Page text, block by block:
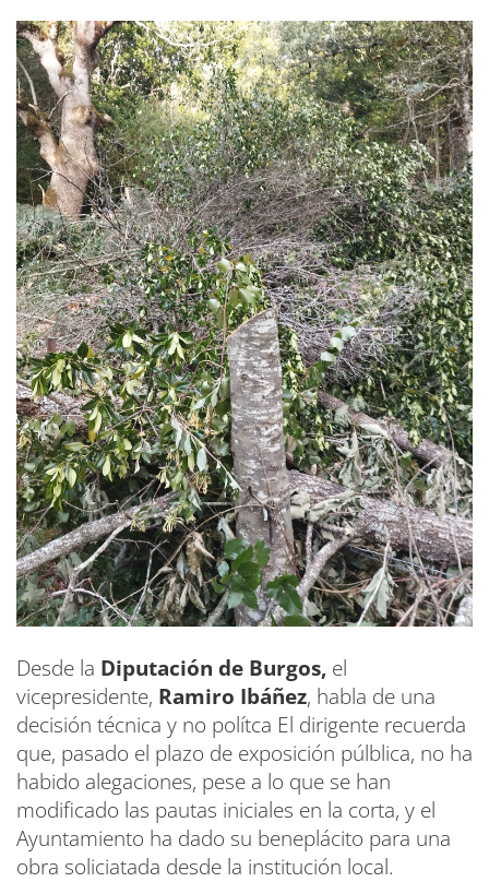
Desde la Diputación de Burgos, el
vicepresidente, Ramiro Ibáñez, habla de una
decisión técnica y no polítca El dirigente recuerda
que, pasado el plazo de exposición púlblica, no ha
habido alegaciones, pese a lo que se han
modificado las pautas iniciales en la corta, y el
Ayuntamiento ha dado su beneplácito para una
obra soliciatada desde la institución local.